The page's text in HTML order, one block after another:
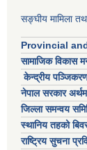
सङ्घीय मामिला
Provincial
सामाजिक विकास
केन्द्रीय
नेपाल सरकार
जिल्ला समन्वय
स्थानिय तहको
राष्ट्रिय सुचना